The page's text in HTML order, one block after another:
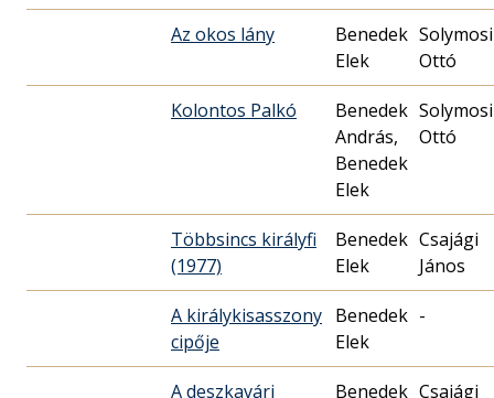
Az okos lány
Benedek
Elek
Solymosi
Ottó
Kolontos Palkó
Benedek
András,
Benedek
Elek
Solymosi
Ottó
Többsincs királyfi
(1977)
Benedek
Elek
Csajági
János
A királykisasszony
cipője
Benedek
Elek
-
A deszkavári Benedek Csajági